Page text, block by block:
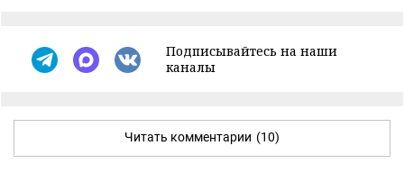
Подписывайтесь на наши
каналы
Читать комментарии (10)